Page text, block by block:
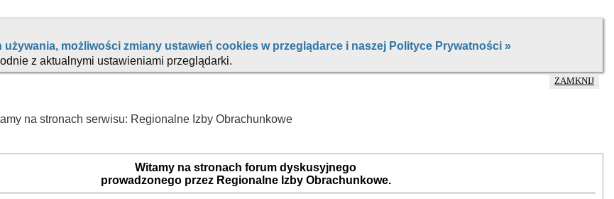
ZAMKNIJ
Witamy na stronach forum dyskusyjnego
prowadzonego przez Regionalne Izby Obrachunkowe.